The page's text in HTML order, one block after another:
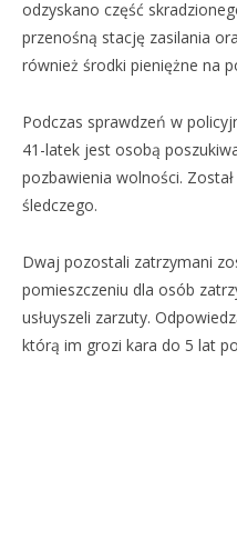
odzyskano część
przenośną stację zasilania
również środki pieniężne na
Podczas sprawdzeń w
41-latek jest osobą
pozbawienia wolności.
śledczego.
Dwaj pozostali zatrzymani
pomieszczeniu dla osób
usłuyszeli zarzuty.
którą im grozi kara do 5 lat